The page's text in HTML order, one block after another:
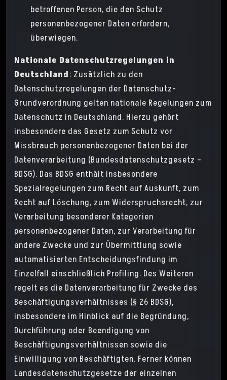
betroffenen Person, die den Schutz
personenbezogener Daten erfordern,
überwiegen.
Nationale Datenschutzregelungen in
Deutschland: Zusätzlich zu den
Datenschutzregelungen der Datenschutz-
Grundverordnung gelten nationale Regelungen zum
Datenschutz in Deutschland. Hierzu gehört
insbesondere das Gesetz zum Schutz vor
Missbrauch personenbezogener Daten bei der
Datenverarbeitung (Bundesdatenschutzgesetz –
BDSG). Das BDSG enthält insbesondere
Spezialregelungen zum Recht auf Auskunft, zum
Recht auf Löschung, zum Widerspruchsrecht, zur
Verarbeitung besonderer Kategorien
personenbezogener Daten, zur Verarbeitung für
andere Zwecke und zur Übermittlung sowie
automatisierten Entscheidungsfindung im
Einzelfall einschließlich Profiling. Des Weiteren
regelt es die Datenverarbeitung für Zwecke des
Beschäftigungsverhältnisses (§ 26 BDSG),
insbesondere im Hinblick auf die Begründung,
Durchführung oder Beendigung von
Beschäftigungsverhältnissen sowie die
Einwilligung von Beschäftigten. Ferner können
Landesdatenschutzgesetze der einzelnen